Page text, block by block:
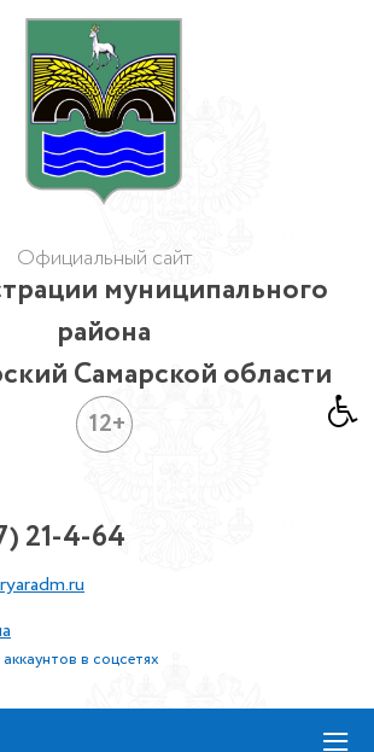
Официальный сайт
муниципального
района
Самарской области
12+
21-4-64
в соцсетях